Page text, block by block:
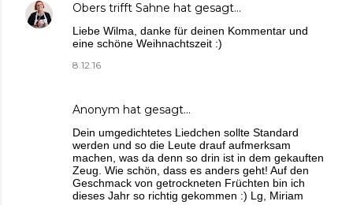
Obers trifft Sahne hat gesagt…
Liebe Wilma, danke für deinen Kommentar und
eine schöne Weihnachtszeit :)
8.12.16
Anonym hat gesagt…
Dein umgedichtetes Liedchen sollte Standard
werden und so die Leute drauf aufmerksam
machen, was da denn so drin ist in dem gekauften
Zeug. Wie schön, dass es anders geht! Auf den
Geschmack von getrockneten Früchten bin ich
dieses Jahr so richtig gekommen :) Lg, Miriam